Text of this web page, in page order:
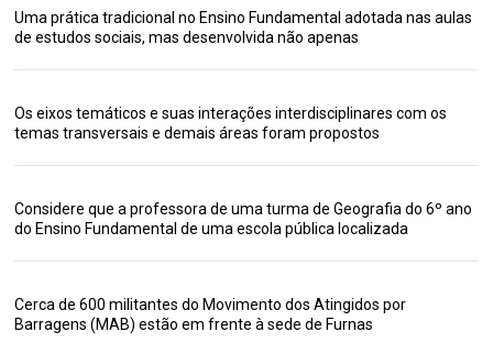
Uma prática tradicional no Ensino Fundamental adotada nas aulas
de estudos sociais, mas desenvolvida não apenas
Os eixos temáticos e suas interações interdisciplinares com os
temas transversais e demais áreas foram propostos
Considere que a professora de uma turma de Geografia do 6º ano
do Ensino Fundamental de uma escola pública localizada
Cerca de 600 militantes do Movimento dos Atingidos por
Barragens (MAB) estão em frente à sede de Furnas